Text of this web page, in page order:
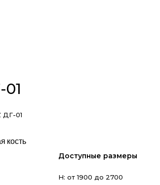
ДГ-01
Доступные размеры
H: от 1900 до 2700